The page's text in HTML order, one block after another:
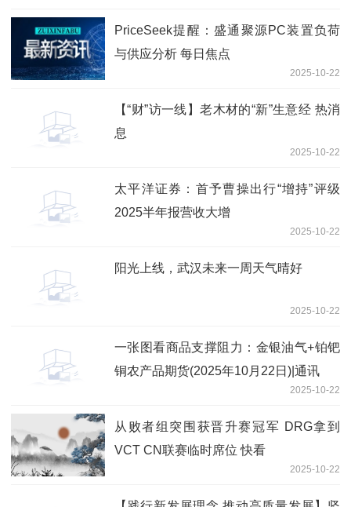
PriceSeek提醒：盛通聚源PC装置负荷
与供应分析 每日焦点
2025-10-22
【“财”访一线】老木材的“新”生意经 热消
息
2025-10-22
太平洋证券：首予曹操出行“增持”评级
2025半年报营收大增
2025-10-22
阳光上线，武汉未来一周天气晴好
2025-10-22
一张图看商品支撑阻力：金银油气+铂钯
铜农产品期货(2025年10月22日)|通讯
2025-10-22
从败者组突围获晋升赛冠军 DRG拿到
VCT CN联赛临时席位 快看
2025-10-22